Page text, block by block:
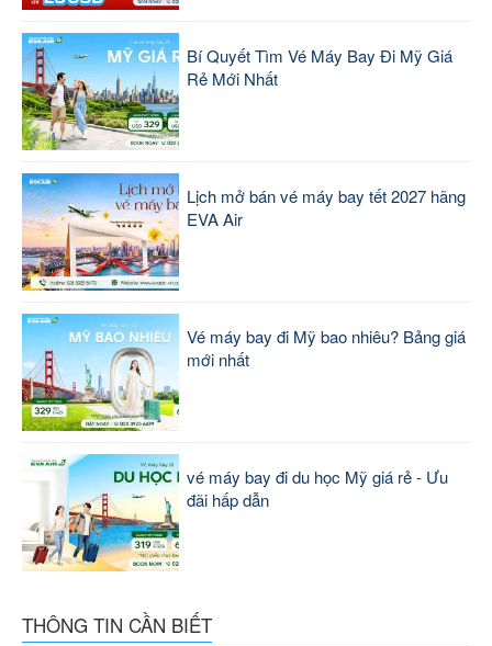
Bí Quyết Tìm Vé Máy Bay Đi Mỹ Giá
Rẻ Mới Nhất
Lịch mở bán vé máy bay tết 2027 hãng
EVA Air
Vé máy bay đi Mỹ bao nhiêu? Bảng giá
mới nhất
vé máy bay đi du học Mỹ giá rẻ - Ưu
đãi hấp dẫn
THÔNG TIN CẦN BIẾT